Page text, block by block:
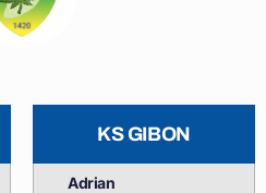
KS GIBON
Adrian